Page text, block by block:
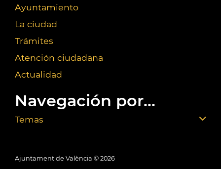
Ayuntamiento
La ciudad
Trámites
Atención ciudadana
Actualidad
Navegación por...
Temas
Ajuntament de València © 2026